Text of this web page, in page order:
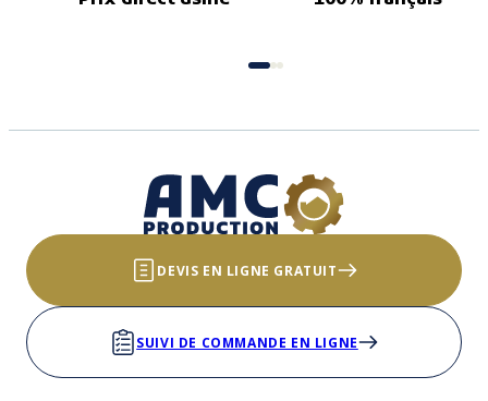
DEVIS EN LIGNE GRATUIT
SUIVI DE COMMANDE EN LIGNE